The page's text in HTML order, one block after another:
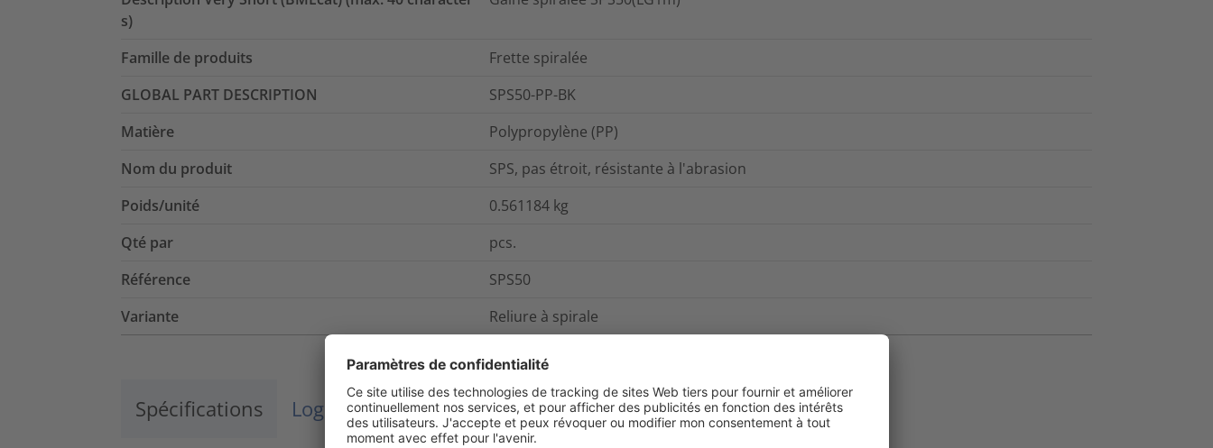
s)
Famille de produits
Frette spiralée
GLOBAL PART DESCRIPTION
SPS50-PP-BK
Matière
Polypropylène (PP)
Nom du produit
SPS, pas étroit, résistante à l'abrasion
Poids/unité
0.561184 kg
Qté par
pcs.
Référence
SPS50
Variante
Reliure à spirale
Spécifications Logistique et emballage Pour plus d'information